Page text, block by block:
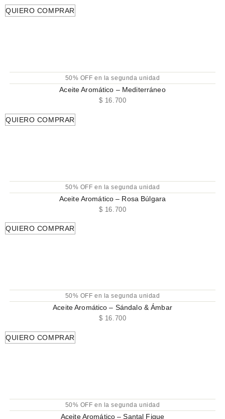
QUIERO COMPRAR
50% OFF en la segunda unidad
Aceite Aromático – Mediterráneo
$ 16.700
QUIERO COMPRAR
50% OFF en la segunda unidad
Aceite Aromático – Rosa Búlgara
$ 16.700
QUIERO COMPRAR
50% OFF en la segunda unidad
Aceite Aromático – Sándalo & Ámbar
$ 16.700
QUIERO COMPRAR
50% OFF en la segunda unidad
Aceite Aromático – Santal Figue